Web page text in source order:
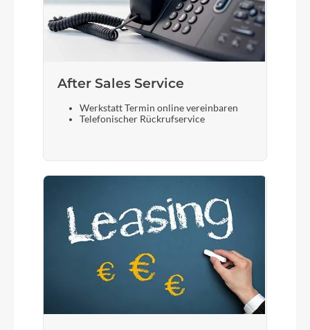
After Sales Service
Werkstatt Termin online vereinbaren
Telefonischer Rückrufservice